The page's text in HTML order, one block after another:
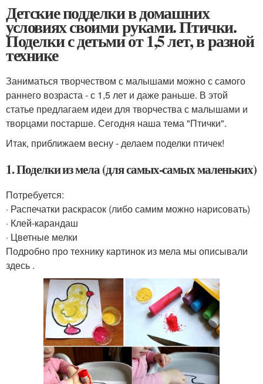
Детские подделки в домашних
условиях своими руками. Птички.
Поделки с детьми от 1,5 лет, в разной
технике
Заниматься творчеством с малышами можно с самого
раннего возраста - с 1,5 лет и даже раньше. В этой
статье предлагаем идеи для творчества с малышами и
творцами постарше. Сегодня наша тема "Птички".
Итак, приближаем весну - делаем поделки птичек!
1. Поделки из мела (для самых-самых маленьких)
Потребуется:
· Распечатки раскрасок (либо самим можно нарисовать)
· Клей-карандаш
· Цветные мелки
Подробно про технику картинок из мела мы описывали
здесь .